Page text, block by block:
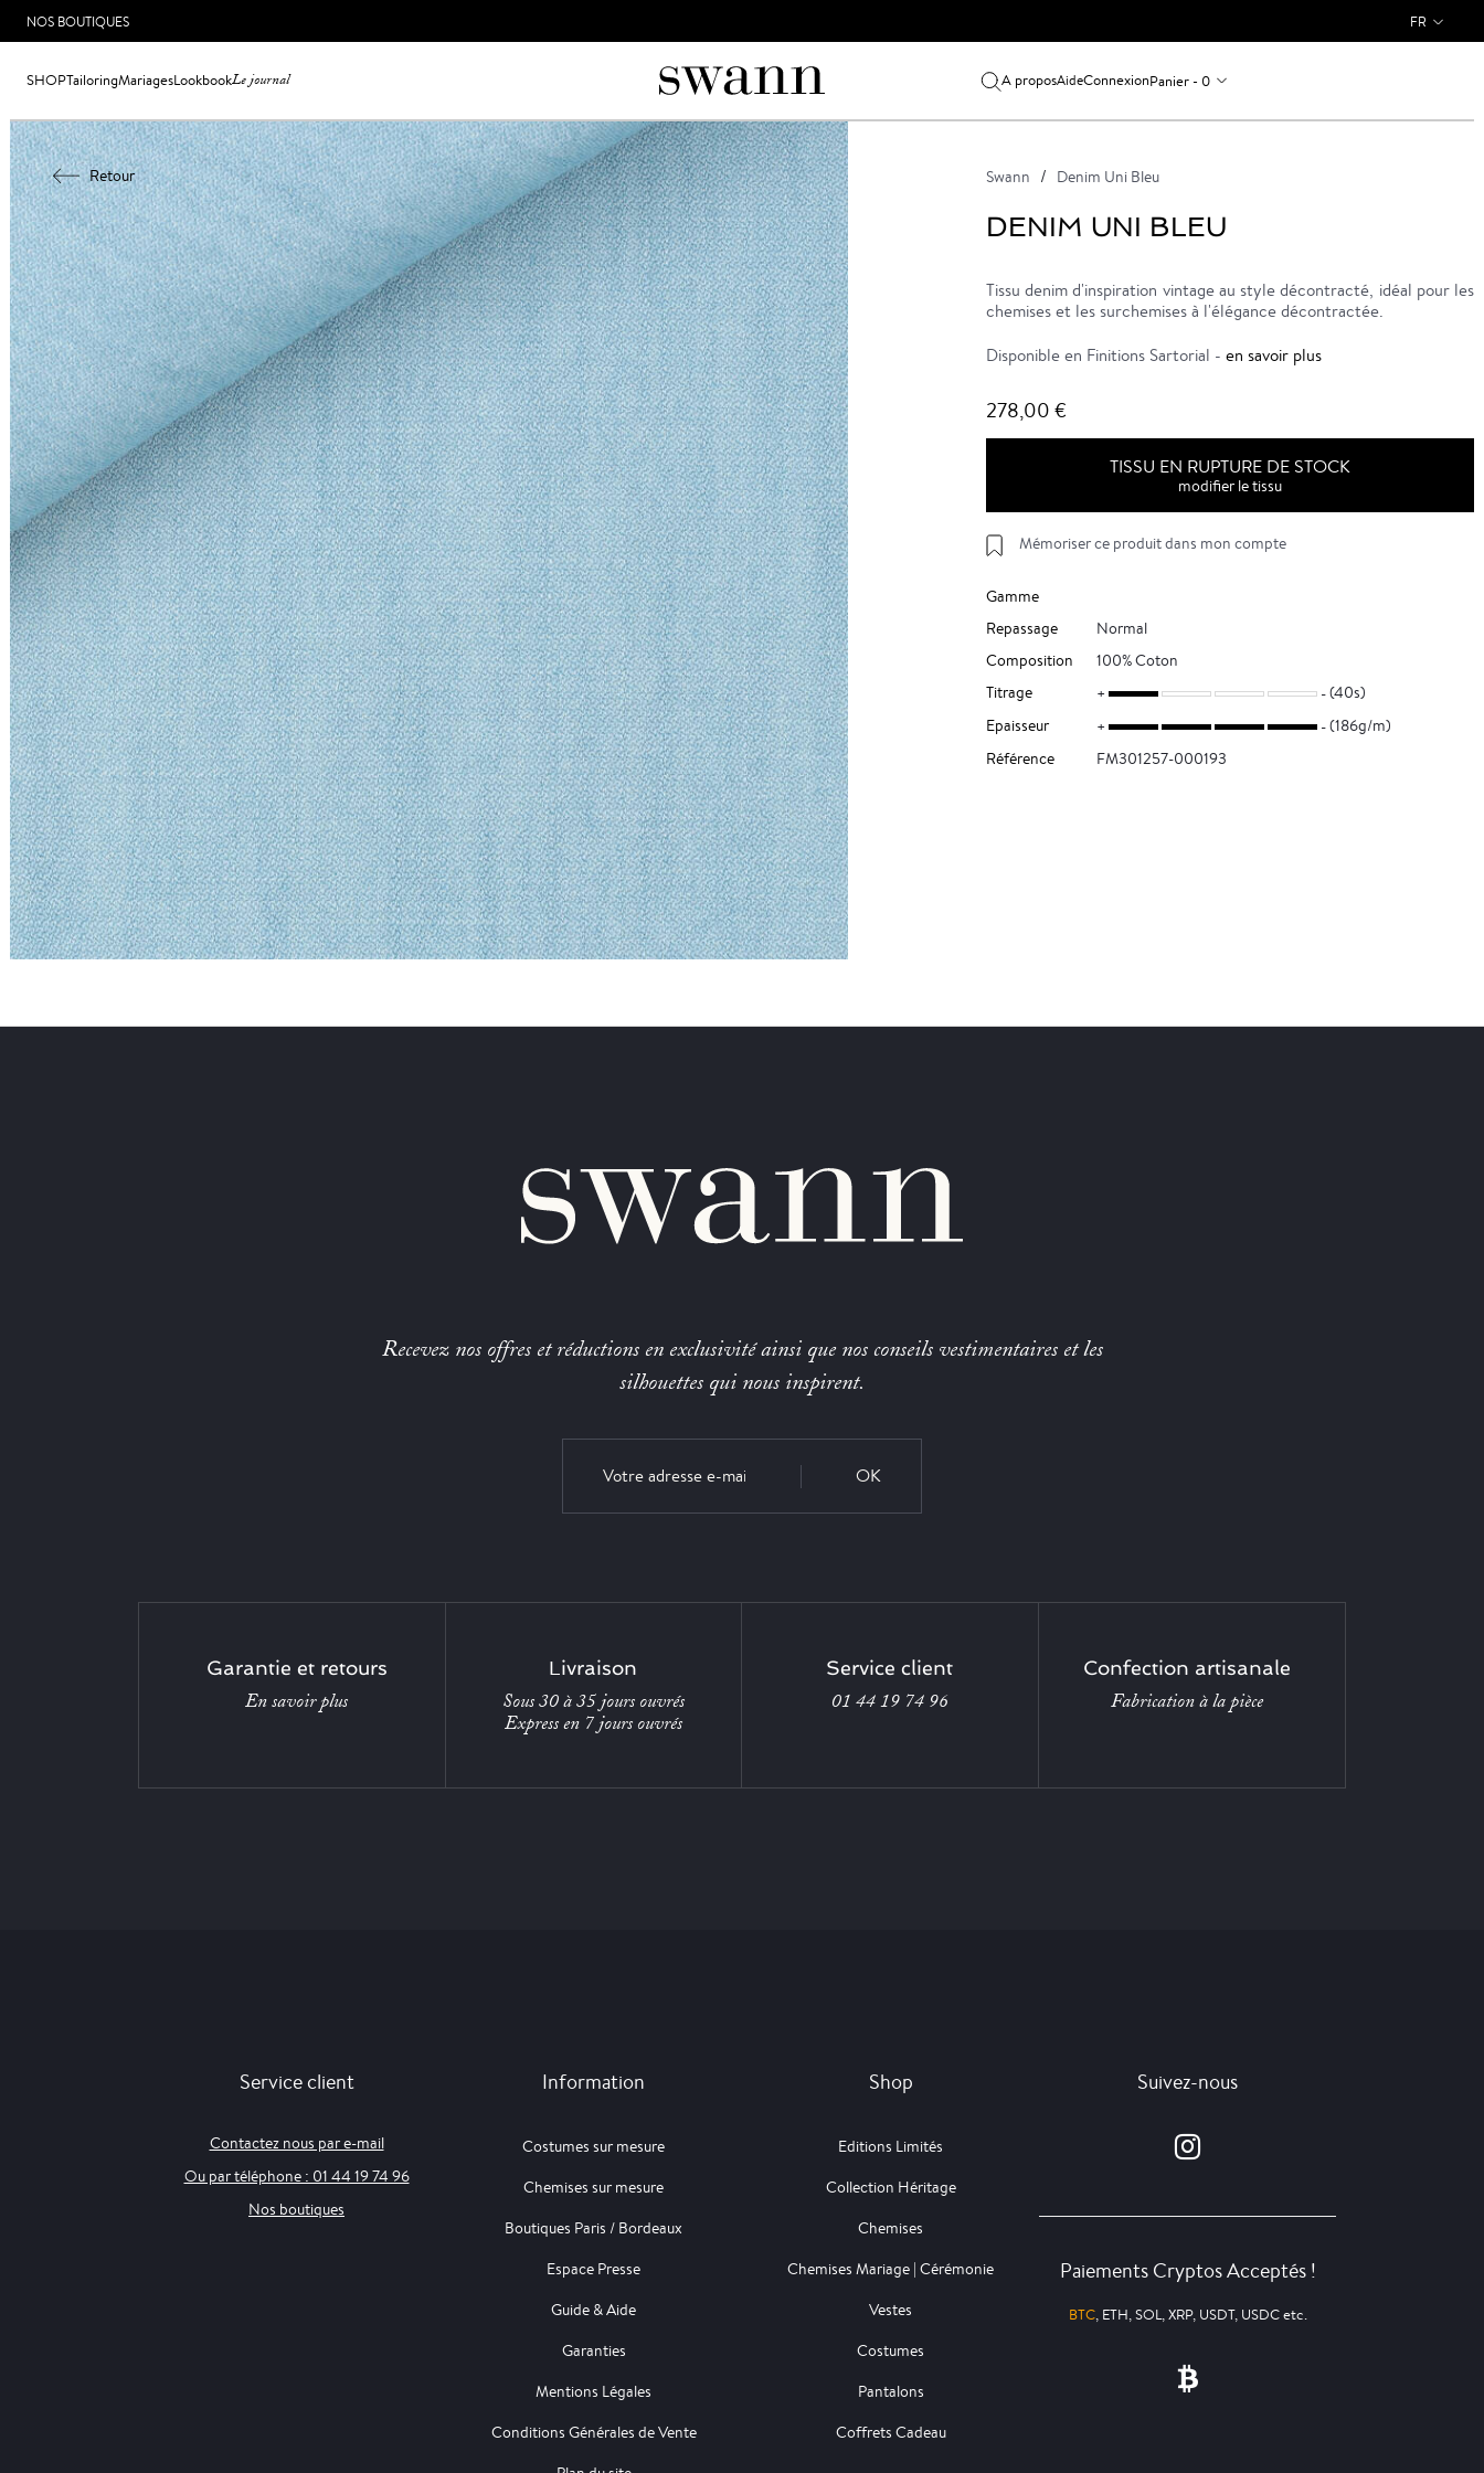
NOS BOUTIQUES FR
SHOPTailoringMariagesLookbookLe journal A proposAideConnexionPanier - 0
Retour Swann Denim Uni Bleu
DENIM UNI BLEU
Tissu denim d'inspiration vintage au style décontracté, idéal pour les
chemises et les surchemises à l'élégance décontractée.
Disponible en Finitions Sartorial - en savoir plus
278,00 €
TISSU EN RUPTURE DE STOCK
modifier le tissu
Mémoriser ce produit dans mon compte
Gamme
Repassage
Normal
Composition
100% Coton
Titrage
(40s)
Epaisseur
(186g/m)
Référence
FM301257-000193
Recevez nos offres et réductions en exclusivité ainsi que nos conseils vestimentaires et les
silhouettes qui nous inspirent.
OK
Garantie et retours
En savoir plus
Livraison
Sous 30 à 35 jours ouvrés
Express en 7 jours ouvrés
Service client
01 44 19 74 96
Confection artisanale
Fabrication à la pièce
Service client
Contactez nous par e-mail
Ou par téléphone : 01 44 19 74 96
Nos boutiques
Information
Costumes sur mesure
Chemises sur mesure
Boutiques Paris / Bordeaux
Espace Presse
Guide & Aide
Garanties
Mentions Légales
Conditions Générales de Vente
Shop
Editions Limités
Collection Héritage
Chemises
Chemises Mariage | Cérémonie
Vestes
Costumes
Pantalons
Coffrets Cadeau
Suivez-nous
Paiements Cryptos Acceptés !
BTC, ETH, SOL, XRP, USDT, USDC etc.